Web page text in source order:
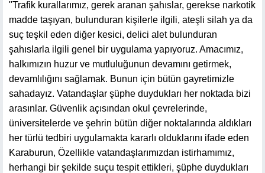
"Trafik kurallarımız, gerek aranan şahıslar, gerekse narkotik
madde taşıyan, bulunduran kişilerle ilgili, ateşli silah ya da
suç teşkil eden diğer kesici, delici alet bulunduran
şahıslarla ilgili genel bir uygulama yapıyoruz. Amacımız,
halkımızın huzur ve mutluluğunun devamını getirmek,
devamlılığını sağlamak. Bunun için bütün gayretimizle
sahadayız. Vatandaşlar şüphe duydukları her noktada bizi
arasınlar. Güvenlik açısından okul çevrelerinde,
üniversitelerde ve şehrin bütün diğer noktalarında aldıkları
her türlü tedbiri uygulamakta kararlı olduklarını ifade eden
Karaburun, Özellikle vatandaşlarımızdan istirhamımız,
herhangi bir şekilde suçu tespit ettikleri, şüphe duydukları